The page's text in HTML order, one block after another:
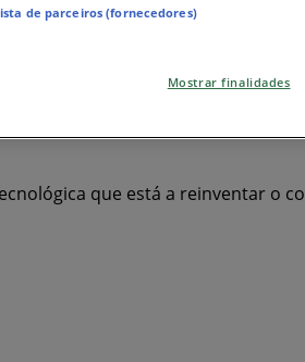
Mercadona Seaside
que está a reinventar o
de parceiros (fornecedores)
Mostrar finalidades